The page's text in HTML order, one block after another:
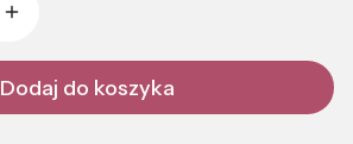
Dodaj do koszyka